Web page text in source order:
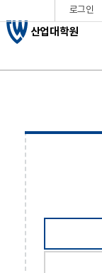
산업대학원
로그인